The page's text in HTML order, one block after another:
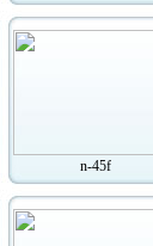
n-45f